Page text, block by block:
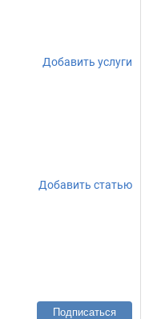
Добавить услуги
Добавить статью
Подписаться